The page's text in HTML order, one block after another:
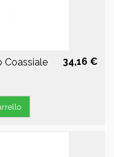
Coassiale
34,16 €